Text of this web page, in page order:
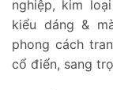
nghiệp, kim
kiểu dáng &
phong cách
cổ điển, sang